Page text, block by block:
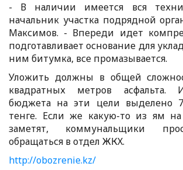
- В наличии имеется вся
начальник участка подрядной
Максимов. - Впереди идет
подготавливает основание для
ним битумка, все промазывается.
Уложить должны в общей
квадратных метров асфальта.
бюджета на эти цели выделено
тенге. Если же какую-то из ям
заметят, коммунальщики
обращаться в отдел ЖКХ.
http://obozrenie.kz/